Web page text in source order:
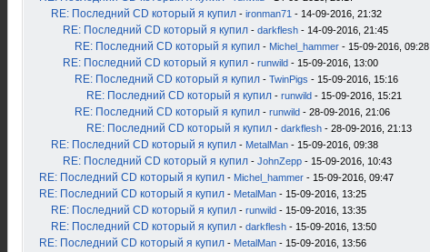
RE: Последний CD который я купил - ironman71 - 14-09-2016, 21:32
RE: Последний CD который я купил - darkflesh - 14-09-2016, 21:45
RE: Последний CD который я купил - Michel_hammer - 15-09-2016, 09:28
RE: Последний CD который я купил - runwild - 15-09-2016, 13:00
RE: Последний CD который я купил - TwinPigs - 15-09-2016, 15:16
RE: Последний CD который я купил - runwild - 15-09-2016, 15:21
RE: Последний CD который я купил - runwild - 28-09-2016, 21:06
RE: Последний CD который я купил - darkflesh - 28-09-2016, 21:13
RE: Последний CD который я купил - MetalMan - 15-09-2016, 09:38
RE: Последний CD который я купил - JohnZepp - 15-09-2016, 10:43
RE: Последний CD который я купил - Michel_hammer - 15-09-2016, 09:47
RE: Последний CD который я купил - MetalMan - 15-09-2016, 13:25
RE: Последний CD который я купил - runwild - 15-09-2016, 13:35
RE: Последний CD который я купил - darkflesh - 15-09-2016, 13:50
RE: Последний CD который я купил - MetalMan - 15-09-2016, 13:56